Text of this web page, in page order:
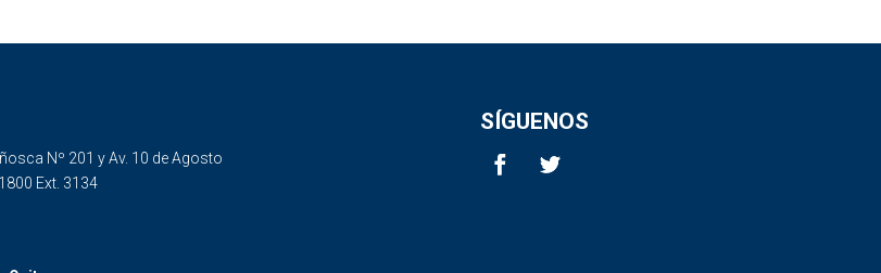
Nº 201 y Av. 10 de Agosto
Ext. 3134
SÍGUENOS